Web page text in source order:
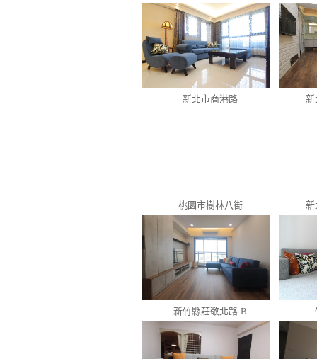
新北市商港路 新
桃園市樹林八街 新
新竹縣莊敬北路-B